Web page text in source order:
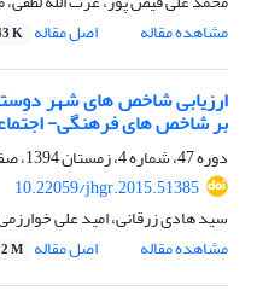
مشاهده مقاله
اصل مقاله K
ارزیابی شاخص های شهر
بر شاخص های فرهنگی-
دوره 47، شماره 4، زمستان 1394، صفحه
10.22059/jhgr.2015.51385
سید هادی زرقانی، امید علی
مشاهده مقاله
اصل مقاله M